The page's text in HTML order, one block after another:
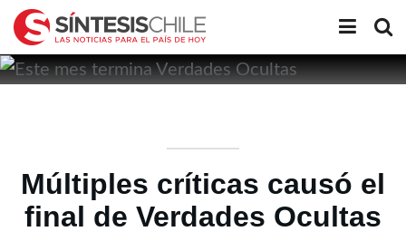
Múltiples críticas causó el
final de Verdades Ocultas